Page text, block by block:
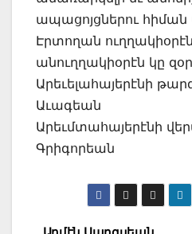
ապացոյցներու հիման
Էրտողան
անուղղակիօրէն կը
Արեւելահայերէնի
Աւագեան
Արեւմտահայերէնի
Գրիգորեան